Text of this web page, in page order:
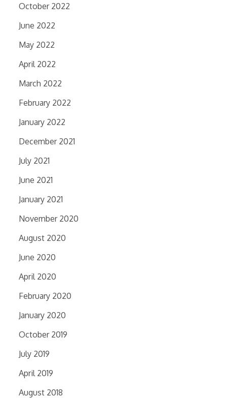
October 2022
June 2022
May 2022
April 2022
March 2022
February 2022
January 2022
December 2021
July 2021
June 2021
January 2021
November 2020
August 2020
June 2020
April 2020
February 2020
January 2020
October 2019
July 2019
April 2019
August 2018